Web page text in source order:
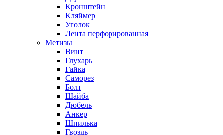
Кронштейн
Кляймер
Уголок
Лента перфорированная
Метизы
Винт
Глухарь
Гайка
Саморез
Болт
Шайба
Дюбель
Анкер
Шпилька
Гвоздь